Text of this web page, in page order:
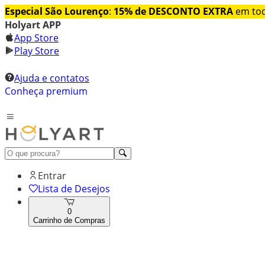
Especial São Lourenço: 15% de DESCONTO EXTRA em
Holyart APP
App Store
Play Store
Ajuda e contatos
Conheça premium
Entrar
Lista de Desejos
0
Carrinho de Compras